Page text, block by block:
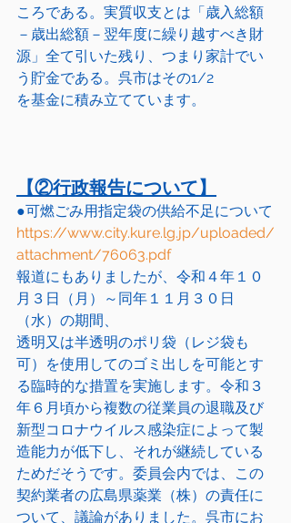
ころである。実質収支とは「歳入総額
－歳出総額－翌年度に繰り越すべき財
源」全て引いた残り、つまり家計でい
う貯金である。呉市はその1/2
を基金に積み立てています。
【②行政報告について】
●可燃ごみ用指定袋の供給不足について
https://www.city.kure.lg.jp/uploaded/
attachment/76063.pdf
報道にもありましたが、令和４年１０
月３日（月）～同年１１月３０日
（水）の期間、
透明又は半透明のポリ袋（レジ袋も
可）を使用してのゴミ出しを可能とす
る臨時的な措置を実施します。令和３
年６月頃から複数の従業員の退職及び
新型コロナウイルス感染症によって製
造能力が低下し、それが継続している
ためだそうです。委員会内では、この
契約業者の広島県薬業（株）の責任に
ついて、議論がありました。呉市にお